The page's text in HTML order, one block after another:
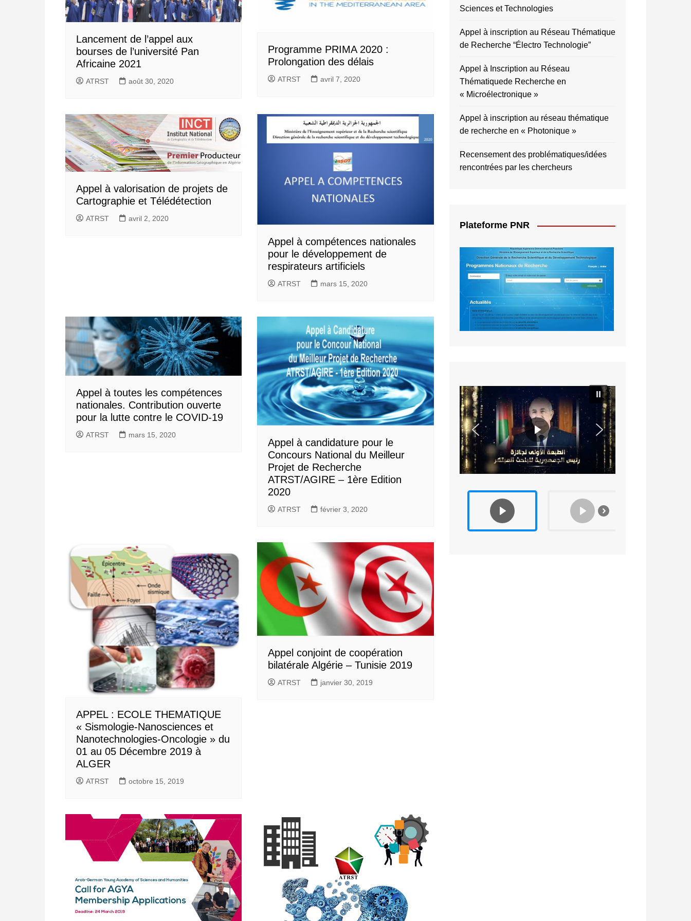
Lancement de l’appel aux
bourses de l’université Pan
Africaine 2021
ATRST août 30, 2020
Programme PRIMA 2020 :
Prolongation des délais
ATRST avril 7, 2020
Appel à valorisation de projets de
Cartographie et Télédétection
ATRST avril 2, 2020
Appel à compétences nationales
pour le développement de
respirateurs artificiels
ATRST mars 15, 2020
Appel à toutes les compétences
nationales. Contribution ouverte
pour la lutte contre le COVID-19
ATRST mars 15, 2020
Appel à candidature pour le
Concours National du Meilleur
Projet de Recherche
ATRST/AGIRE – 1ère Edition
2020
ATRST février 3, 2020
APPEL : ECOLE THEMATIQUE
« Sismologie-Nanosciences et
Nanotechnologies-Oncologie » du
01 au 05 Décembre 2019 à
ALGER
ATRST octobre 15, 2019
Appel conjoint de coopération
bilatérale Algérie – Tunisie 2019
ATRST janvier 30, 2019
Sciences et Technologies
Appel à inscription au Réseau Thématique
de Recherche “Électro Technologie”
Appel à Inscription au Réseau
Thématiquede Recherche en
« Microélectronique »
Appel à inscription au réseau thématique
de recherche en « Photonique »
Recensement des problématiques/idées
rencontrées par les chercheurs
Plateforme PNR